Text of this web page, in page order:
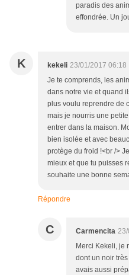
paradis des
effondrée. Un
K kekeli 23/01/2017 06:18
Je te comprends, les
dans notre vie et quand
plus voulu reprendre de
mais je nourris une
entrer dans la maison.
bien isolée et avec
protège du froid !<br />
mieux et que tu puisses
souhaite une bonne
Répondre
C Carmencita
Merci Kekeli, je
dont un noir
avais aussi